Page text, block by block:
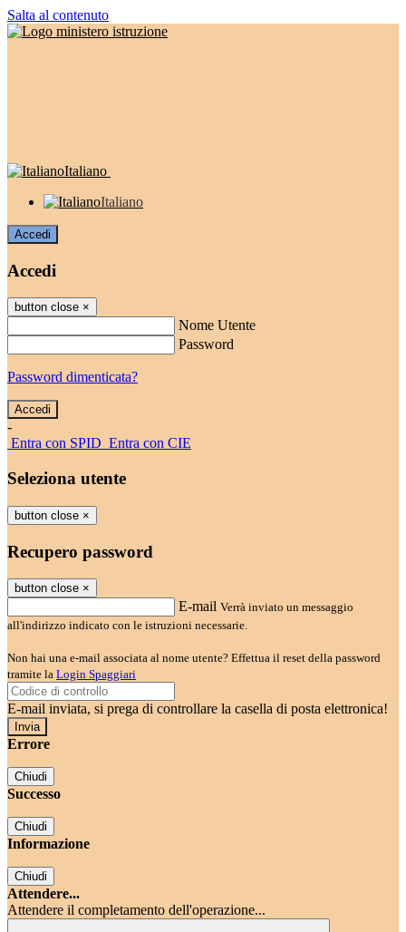
Salta al contenuto
Italiano
Italiano
Accedi
Accedi
button close ×
Nome Utente
Password
Password dimenticata?
-
Entra con SPID Entra con CIE
Seleziona utente
button close ×
Recupero password
button close ×
E-mail Verrà inviato un messaggio
all'indirizzo indicato con le istruzioni necessarie.
Non hai una e-mail associata al nome utente? Effettua il reset della password
tramite la Login Spaggiari
E-mail inviata, si prega di controllare la casella di posta elettronica!
Errore
Chiudi
Successo
Chiudi
Informazione
Chiudi
Attendere...
Attendere il completamento dell'operazione...